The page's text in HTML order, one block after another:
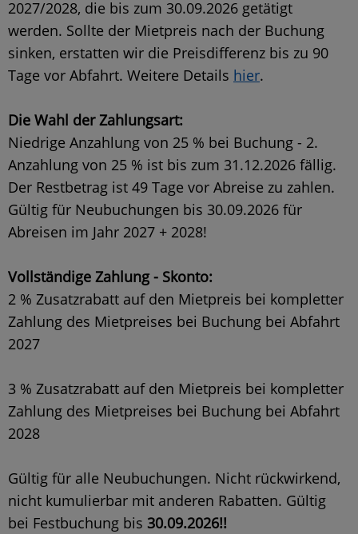
2027/2028, die bis zum 30.09.2026 getätigt
werden. Sollte der Mietpreis nach der Buchung
sinken, erstatten wir die Preisdifferenz bis zu 90
Tage vor Abfahrt. Weitere Details hier.
Die Wahl der Zahlungsart:
Niedrige Anzahlung von 25 % bei Buchung - 2.
Anzahlung von 25 % ist bis zum 31.12.2026 fällig.
Der Restbetrag ist 49 Tage vor Abreise zu zahlen.
Gültig für Neubuchungen bis 30.09.2026 für
Abreisen im Jahr 2027 + 2028!
Vollständige Zahlung - Skonto:
2 % Zusatzrabatt auf den Mietpreis bei kompletter
Zahlung des Mietpreises bei Buchung bei Abfahrt
2027
3 % Zusatzrabatt auf den Mietpreis bei kompletter
Zahlung des Mietpreises bei Buchung bei Abfahrt
2028
Gültig für alle Neubuchungen. Nicht rückwirkend,
nicht kumulierbar mit anderen Rabatten. Gültig
bei Festbuchung bis 30.09.2026!!